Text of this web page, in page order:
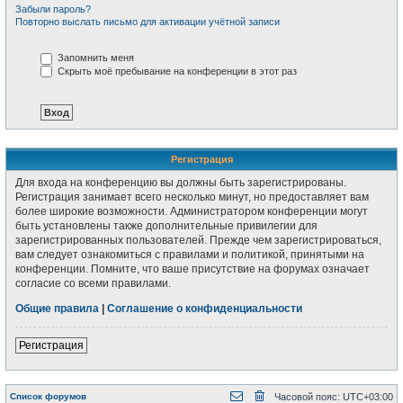
Забыли пароль?
Повторно выслать письмо для активации учётной записи
Запомнить меня
Скрыть моё пребывание на конференции в этот раз
Регистрация
Для входа на конференцию вы должны быть зарегистрированы.
Регистрация занимает всего несколько минут, но предоставляет вам
более широкие возможности. Администратором конференции могут
быть установлены также дополнительные привилегии для
зарегистрированных пользователей. Прежде чем зарегистрироваться,
вам следует ознакомиться с правилами и политикой, принятыми на
конференции. Помните, что ваше присутствие на форумах означает
согласие со всеми правилами.
Общие правила
Соглашение о конфиденциальности
Регистрация
Список форумов Часовой пояс: UTC+03:00